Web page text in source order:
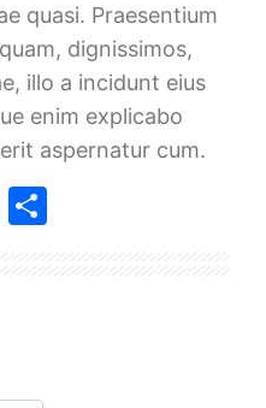
quasi. Praesentium
dignissimos,
illo a incidunt eius
enim explicabo
aspernatur cum.
X